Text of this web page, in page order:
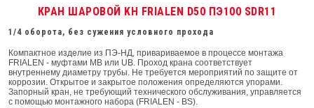
КРАН ШАРОВОЙ KH FRIALEN D50 ПЭ100 SDR11
1/4 оборота, без сужения условного прохода
Компактное изделие из ПЭ-НД, привариваемое в процессе монтажа
FRIALEN - муфтами МВ или UB. Проход крана соответствует
внутреннему диаметру трубы. Не требуется мероприятий по защите от
коррозии. Открытое и закрытое положения определяются упорами.
Запорный кран, не требующий технического обслуживания, управляется
с помощью монтажного набора (FRIALEN - BS).